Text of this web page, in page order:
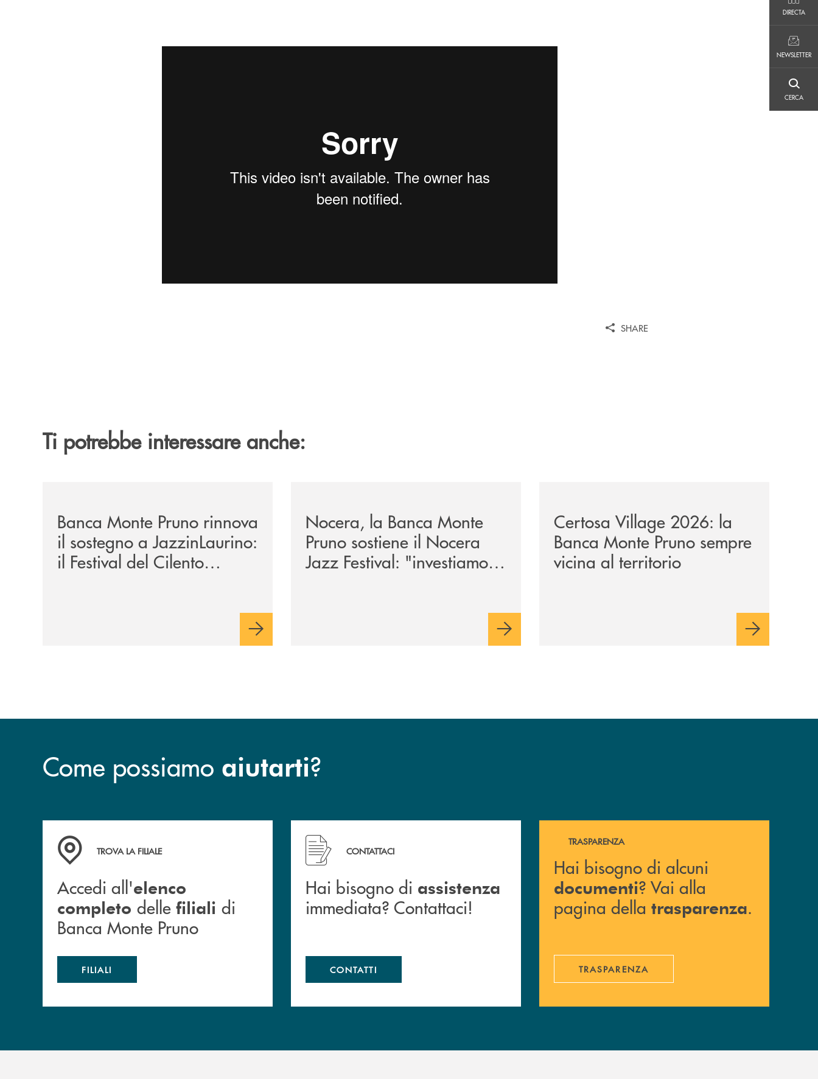
DIRECTA
NEWSLETTER
CERCA
SHARE
Ti potrebbe interessare anche:
Banca Monte Pruno rinnova
il sostegno a JazzinLaurino:
il Festival del Cilento
Nocera, la Banca Monte
Pruno sostiene il Nocera
Jazz Festival: "investiamo
Certosa Village 2026: la
Banca Monte Pruno sempre
vicina al territorio
Come possiamo aiutarti?
Accedi all' elenco completo&nbsp; delle&nbsp; filiali&nbsp; di Banca Monte Pruno
TROVA LA FILIALE
Accedi all'elenco
completo delle filiali di
Banca Monte Pruno
FILIALI
Hai bisogno di assistenza immediata? Contattaci!
CONTATTACI
Hai bisogno di assistenza
immediata? Contattaci!
CONTATTI
Hai bisogno di alcuni documenti ? Vai alla pagina della
TRASPARENZA
Hai bisogno di alcuni
documenti? Vai alla
pagina della trasparenza.
TRASPARENZA